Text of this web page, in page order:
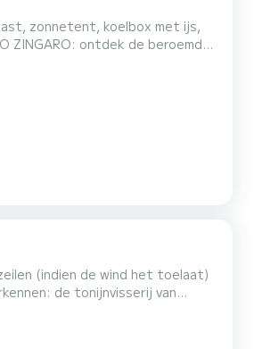
zonnetent, koelbox met ijs,
(indien de wind het toelaat)
de tonijnvisserij van
wordt een lichte maaltijd
haven van Balestrate